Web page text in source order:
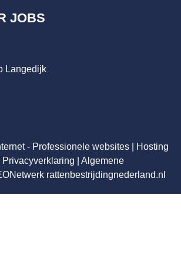
JOBS
Langedijk
- Professionele websites
Hosting
Privacyverklaring
Algemene
rattenbestrijdingnederland.nl